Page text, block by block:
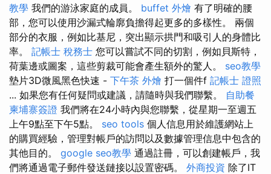
教學 我們的游泳家庭的成員。 buffet 外燴 有了明確的腰
部，您可以使用沙漏式輪廓負擔得起更多的多樣性。 兩個
部分的衣服，例如比基尼，突出顯示拱門和吸引人的身體比
率。 記帳士 稅務士 您可以嘗試不同的切割，例如貝斯特，
荷葉邊或圖案，這些剪裁可能會產生額外的驚人。 seo教學
墊片3D微風黑色快速 - 下午茶 外燴 打一個件f 記帳士 證照
... 如果您有任何疑問或建議，請隨時與我們聯繫。 自助餐
柬埔寨簽證 我們將在24小時內與您聯繫，從星期一至週五
上午9點至下午5點。 seo tools 個人信息用於維護網站上
的購買經驗，管理對帳戶的訪問以及數據管理信息中包含的
其他目的。 google seo教學 通過註冊，可以創建帳戶，我
們將通過電子郵件發送鏈接以設置密碼。 外商投資 除了IT